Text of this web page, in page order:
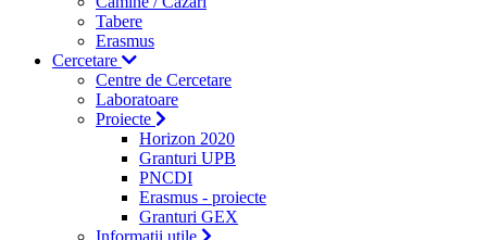
Tabere
Erasmus
Cercetare
Centre de Cercetare
Laboratoare
Proiecte
Horizon 2020
Granturi UPB
PNCDI
Erasmus - proiecte
Granturi GEX
Informații utile